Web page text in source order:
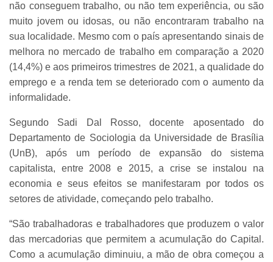
não conseguem trabalho, ou não tem experiência, ou são
muito jovem ou idosas, ou não encontraram trabalho na
sua localidade. Mesmo com o país apresentando sinais de
melhora no mercado de trabalho em comparação a 2020
(14,4%) e aos primeiros trimestres de 2021, a qualidade do
emprego e a renda tem se deteriorado com o aumento da
informalidade.
Segundo Sadi Dal Rosso, docente aposentado do
Departamento de Sociologia da Universidade de Brasília
(UnB), após um período de expansão do sistema
capitalista, entre 2008 e 2015, a crise se instalou na
economia e seus efeitos se manifestaram por todos os
setores de atividade, começando pelo trabalho.
“São trabalhadoras e trabalhadores que produzem o valor
das mercadorias que permitem a acumulação do Capital.
Como a acumulação diminuiu, a mão de obra começou a